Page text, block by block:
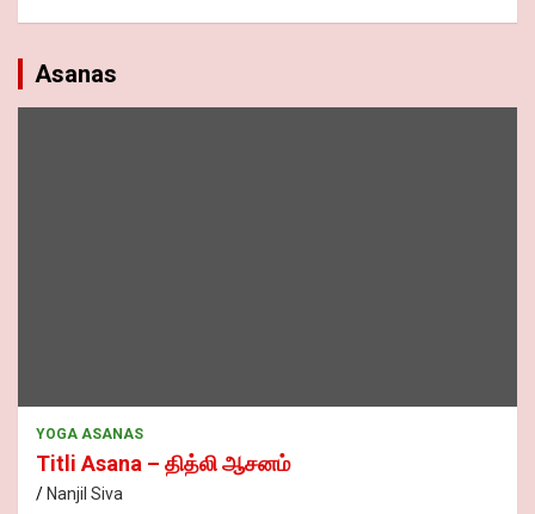
Asanas
YOGA ASANAS
Titli Asana – தித்லி ஆசனம்
Nanjil Siva